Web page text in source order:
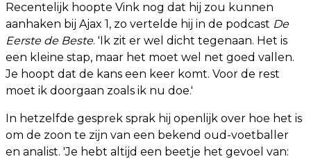
Recentelijk hoopte Vink nog dat hij zou kunnen
aanhaken bij Ajax 1, zo vertelde hij in de podcast De
Eerste de Beste. 'Ik zit er wel dicht tegenaan. Het is
een kleine stap, maar het moet wel net goed vallen.
Je hoopt dat de kans een keer komt. Voor de rest
moet ik doorgaan zoals ik nu doe.'
In hetzelfde gesprek sprak hij openlijk over hoe het is
om de zoon te zijn van een bekend oud-voetballer
en analist. 'Je hebt altijd een beetje het gevoel van: